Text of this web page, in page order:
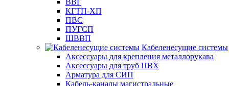
КГТП-ХП
ПВС
ПУГСП
ШВВП
Кабеленесущие системы
Аксессуары для крепления металлорукава
Аксессуары для труб ПВХ
Арматура для СИП
Кабель-каналы магистральные